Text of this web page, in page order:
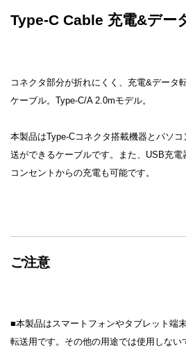
Type-C Cable 充電&デー
コネクタ部分が折れにくく、充電&データ
ケーブル。Type-C/A 2.0mモデル。
本製品はType-Cコネクタ搭載機器とパソ
送ができるケーブルです。また、USB充
コンセントからの充電も可能です。
ご注意
■本製品はスマートフォンやタブレット端
転送用です。その他の用途では使用しない